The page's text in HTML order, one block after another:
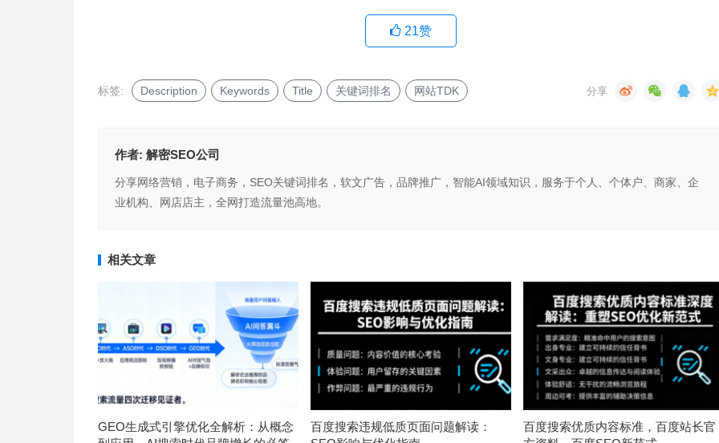
21赞
标签: Description Keywords Title 关键词排名 网站TDK
作者: 解密SEO公司
分享网络营销，电子商务，SEO关键词排名，软文广告，品牌推广，智能AI领域知识，服务于个人、个体户、商家、企
业机构、网店店主，全网打造流量池高地。
相关文章
GEO生成式引擎优化全解析：从概念
百度搜索违规低质页面问题解读：
百度搜索优质内容标准，百度站长官